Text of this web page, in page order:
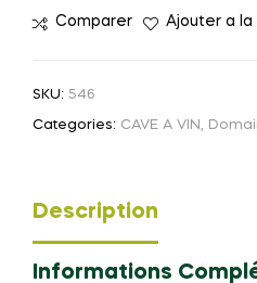
-
Comparer Ajouter a la
SKU: 546
Categories: CAVE A VIN,
Description
Informations